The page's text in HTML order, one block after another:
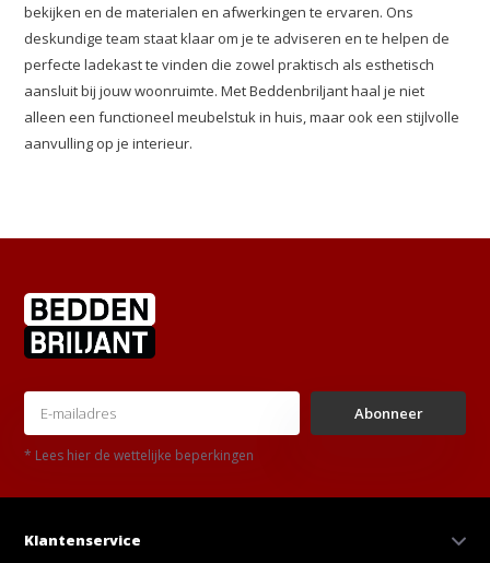
bekijken en de materialen en afwerkingen te ervaren. Ons
deskundige team staat klaar om je te adviseren en te helpen de
perfecte ladekast te vinden die zowel praktisch als esthetisch
aansluit bij jouw woonruimte. Met Beddenbriljant haal je niet
alleen een functioneel meubelstuk in huis, maar ook een stijlvolle
aanvulling op je interieur.
Abonneer
* Lees hier de wettelijke beperkingen
Klantenservice